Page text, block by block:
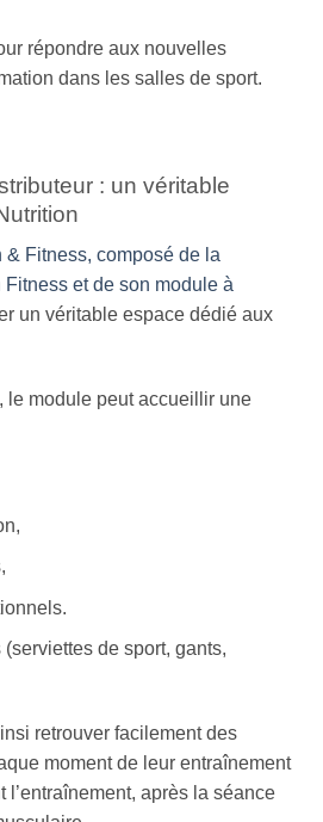
répondre aux nouvelles
dans les salles de sport.
: un véritable
Fitness, composé de la
et de son module à
un véritable espace dédié aux
le module peut accueillir une
de sport, gants,
retrouver facilement des
moment de leur entraînement
l’entraînement, après la séance